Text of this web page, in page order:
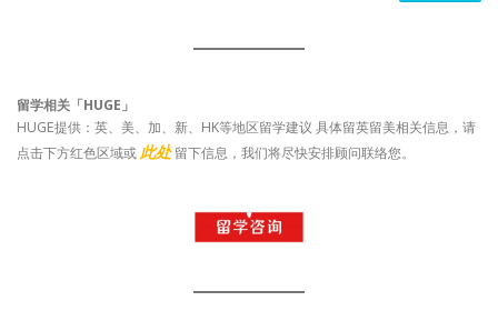
留学相关「HUGE」
HUGE提供：英、美、加、新、HK等地区留学建议 具体留英留美相关信息，请
点击下方红色区域或此处 留下信息，我们将尽快安排顾问联络您。